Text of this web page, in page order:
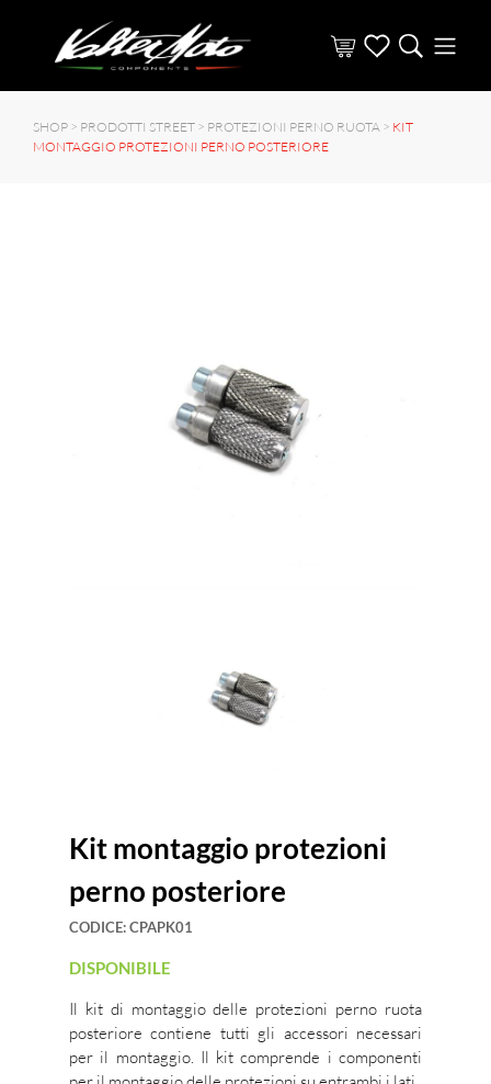
SHOP > PRODOTTI STREET > PROTEZIONI PERNO RUOTA > KIT
MONTAGGIO PROTEZIONI PERNO POSTERIORE
Kit montaggio protezioni
perno posteriore
CODICE:CPAPK01
DISPONIBILE
Il kit di montaggio delle protezioni perno ruota
posteriore contiene tutti gli accessori necessari
per il montaggio. Il kit comprende i componenti